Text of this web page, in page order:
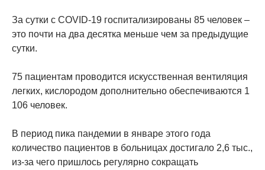
За сутки с COVID-19 госпитализированы 85 человек –
это почти на два десятка меньше чем за предыдущие
сутки.
75 пациентам проводится искусственная вентиляция
легких, кислородом дополнительно обеспечиваются 1
106 человек.
В период пика пандемии в январе этого года
количество пациентов в больницах достигало 2,6 тыс.,
из-за чего пришлось регулярно сокращать